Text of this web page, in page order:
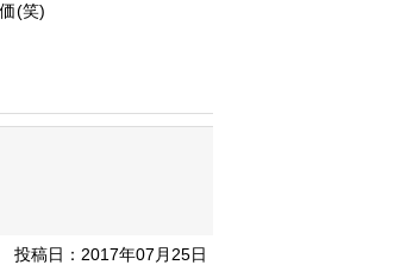
(笑)
投稿日：2017年07月25日